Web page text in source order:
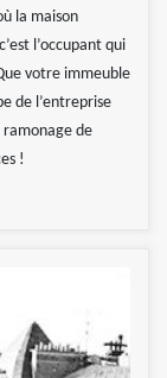
la maison
l’occupant qui
votre immeuble
de l’entreprise
ramonage de
!